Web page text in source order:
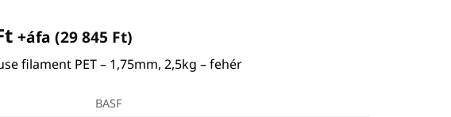
+áfa (29 845 Ft)
filament PET – 1,75mm, 2,5kg – fehér
BASF